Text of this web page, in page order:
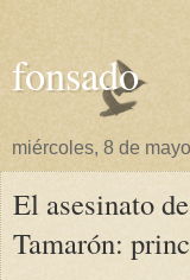
fonsado
miércoles, 8 de
El asesinato
Tamarón: